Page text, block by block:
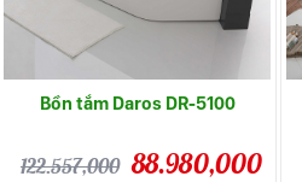
Bồn tắm Daros DR-5100
122.557,000 88.980,000